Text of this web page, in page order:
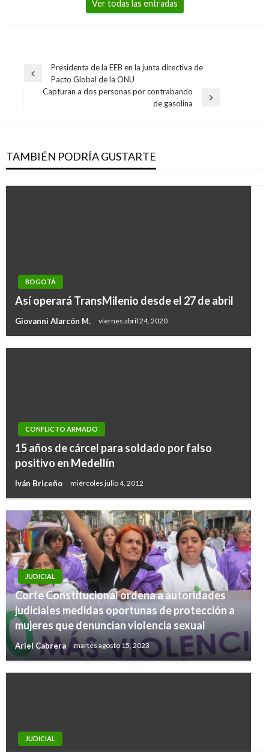
Ver todas las entradas
Navegación
Entrada
anterior
Presidenta de la EEB en la junta directiva de
Pacto Global de la ONU
Capturan a dos personas por contrabando
de gasolina
TAMBIÉN PODRÍA GUSTARTE
BOGOTÁ
Así operará TransMilenio desde el 27 de abril
Giovanni Alarcón M. viernes abril 24, 2020
CONFLICTO ARMADO
15 años de cárcel para soldado por falso
positivo en Medellín
Iván Briceño miércoles julio 4, 2012
JUDICIAL
Corte Constitucional ordena a autoridades
judiciales medidas oportunas de protección a
mujeres que denuncian violencia sexual
Ariel Cabrera martes agosto 15, 2023
JUDICIAL